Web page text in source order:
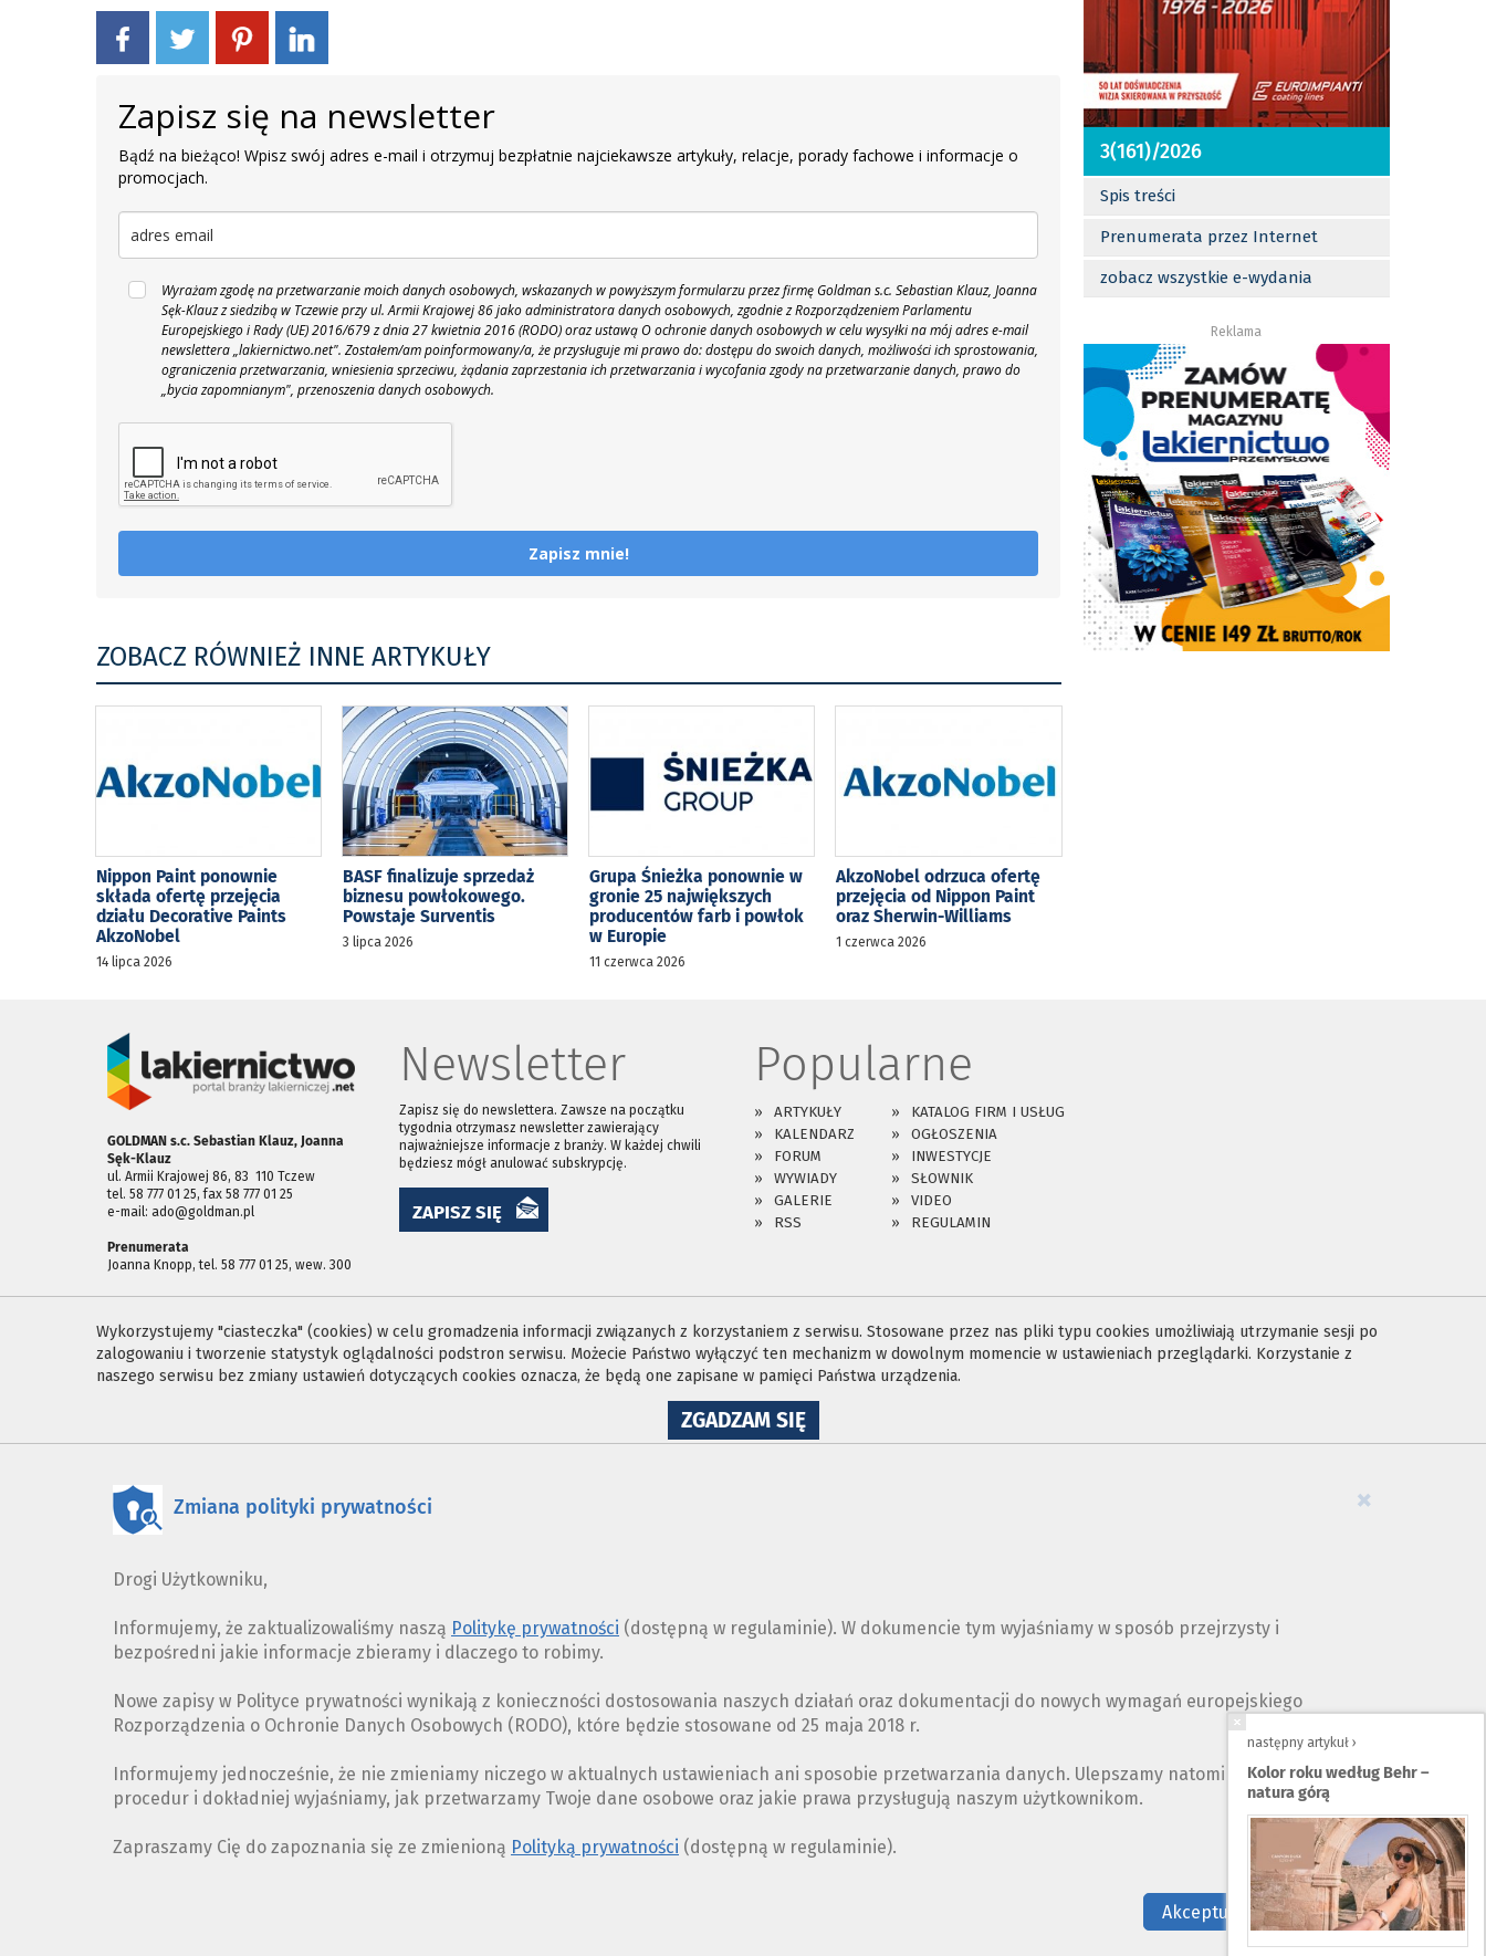
następny artykuł ›
Kolor roku według Behr –
natura górą
Zapisz się na newsletter
Bądź na bieżąco! Wpisz swój adres e-mail i otrzymuj bezpłatnie najciekawsze artykuły, relacje, porady fachowe i informacje o
promocjach.
Wyrażam zgodę na przetwarzanie moich danych osobowych, wskazanych w powyższym formularzu przez firmę Goldman s.c. Sebastian Klauz, Joanna
Sęk-Klauz z siedzibą w Tczewie przy ul. Armii Krajowej 86 jako administratora danych osobowych, zgodnie z Rozporządzeniem Parlamentu
Europejskiego i Rady (UE) 2016/679 z dnia 27 kwietnia 2016 (RODO) oraz ustawą O ochronie danych osobowych w celu wysyłki na mój adres e-mail
newslettera „lakiernictwo.net". Zostałem/am poinformowany/a, że przysługuje mi prawo do: dostępu do swoich danych, możliwości ich sprostowania,
ograniczenia przetwarzania, wniesienia sprzeciwu, żądania zaprzestania ich przetwarzania i wycofania zgody na przetwarzanie danych, prawo do
„bycia zapomnianym", przenoszenia danych osobowych.
Zapisz mnie!
ZOBACZ RÓWNIEŻ INNE ARTYKUŁY
Nippon Paint ponownie
składa ofertę przejęcia
działu Decorative Paints
AkzoNobel
14 lipca 2026
BASF finalizuje sprzedaż
biznesu powłokowego.
Powstaje Surventis
3 lipca 2026
Grupa Śnieżka ponownie w
gronie 25 największych
producentów farb i powłok
w Europie
11 czerwca 2026
AkzoNobel odrzuca ofertę
przejęcia od Nippon Paint
oraz Sherwin-Williams
1 czerwca 2026
3(161)/2026
Spis treści
Prenumerata przez Internet
zobacz wszystkie e-wydania
Reklama
GOLDMAN s.c. Sebastian Klauz, Joanna
Sęk-Klauz
ul. Armii Krajowej 86, 83 ­ 110 Tczew
tel. 58 777 01 25, fax 58 777 01 25
e-mail: ado@goldman.pl
Prenumerata
Joanna Knopp, tel. 58 777 01 25, wew. 300
Newsletter
Zapisz się do newslettera. Zawsze na początku
tygodnia otrzymasz newsletter zawierający
najważniejsze informacje z branży. W każdej chwili
będziesz mógł anulować subskrypcję.
ZAPISZ SIĘ
Popularne
ARTYKUŁY
KATALOG FIRM I USŁUG
KALENDARZ
OGŁOSZENIA
FORUM
INWESTYCJE
WYWIADY
SŁOWNIK
GALERIE
VIDEO
RSS
REGULAMIN
Wykorzystujemy "ciasteczka" (cookies) w celu gromadzenia informacji związanych z korzystaniem z serwisu. Stosowane przez nas pliki typu cookies umożliwiają utrzymanie sesji po
zalogowaniu i tworzenie statystyk oglądalności podstron serwisu. Możecie Państwo wyłączyć ten mechanizm w dowolnym momencie w ustawieniach przeglądarki. Korzystanie z
naszego serwisu bez zmiany ustawień dotyczących cookies oznacza, że będą one zapisane w pamięci Państwa urządzenia.
ZGADZAM SIĘNA
WYKORZYSTANIE
×
Zmiana polityki prywatności
Drogi Użytkowniku,
Informujemy, że zaktualizowaliśmy naszą Politykę prywatności (dostępną w regulaminie). W dokumencie tym wyjaśniamy w sposób przejrzysty i
bezpośredni jakie informacje zbieramy i dlaczego to robimy.
Nowe zapisy w Polityce prywatności wynikają z konieczności dostosowania naszych działań oraz dokumentacji do nowych wymagań europejskiego
Rozporządzenia o Ochronie Danych Osobowych (RODO), które będzie stosowane od 25 maja 2018 r.
Informujemy jednocześnie, że nie zmieniamy niczego w aktualnych ustawieniach ani sposobie przetwarzania danych. Ulepszamy natomiast opis naszych
procedur i dokładniej wyjaśniamy, jak przetwarzamy Twoje dane osobowe oraz jakie prawa przysługują naszym użytkownikom.
Zapraszamy Cię do zapoznania się ze zmienioną Polityką prywatności (dostępną w regulaminie).
Akceptuję Nie teraz